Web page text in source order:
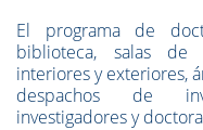
El programa de
biblioteca, salas de
interiores y exteriores,
despachos de
investigadores y